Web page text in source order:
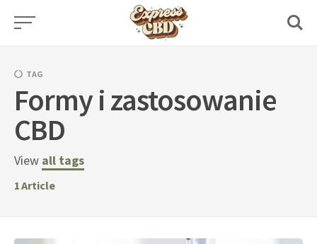
Skip
TAG
Formy i zastosowanie
CBD
View all tags
1Article